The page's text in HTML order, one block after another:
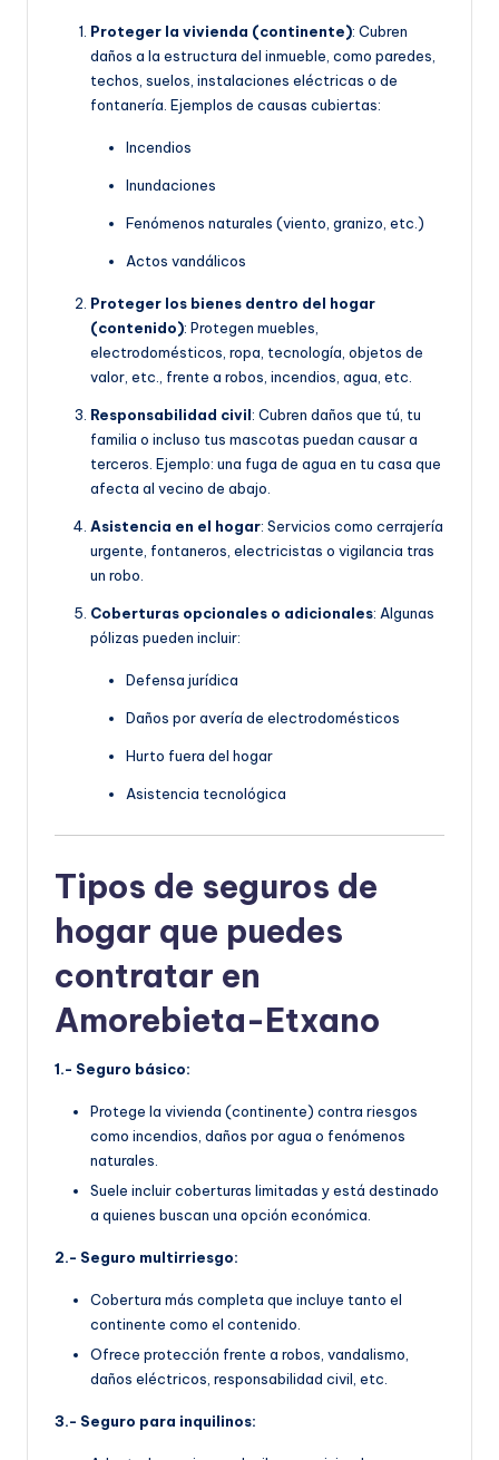
Proteger la vivienda (continente): Cubren
daños a la estructura del inmueble, como paredes,
techos, suelos, instalaciones eléctricas o de
fontanería. Ejemplos de causas cubiertas:
Incendios
Inundaciones
Fenómenos naturales (viento, granizo, etc.)
Actos vandálicos
Proteger los bienes dentro del hogar
(contenido): Protegen muebles,
electrodomésticos, ropa, tecnología, objetos de
valor, etc., frente a robos, incendios, agua, etc.
Responsabilidad civil: Cubren daños que tú, tu
familia o incluso tus mascotas puedan causar a
terceros. Ejemplo: una fuga de agua en tu casa que
afecta al vecino de abajo.
Asistencia en el hogar: Servicios como cerrajería
urgente, fontaneros, electricistas o vigilancia tras
un robo.
Coberturas opcionales o adicionales: Algunas
pólizas pueden incluir:
Defensa jurídica
Daños por avería de electrodomésticos
Hurto fuera del hogar
Asistencia tecnológica
Tipos de seguros de
hogar que puedes
contratar en
Amorebieta-Etxano
1.- Seguro básico:
Protege la vivienda (continente) contra riesgos
como incendios, daños por agua o fenómenos
naturales.
Suele incluir coberturas limitadas y está destinado
a quienes buscan una opción económica.
2.- Seguro multirriesgo:
Cobertura más completa que incluye tanto el
continente como el contenido.
Ofrece protección frente a robos, vandalismo,
daños eléctricos, responsabilidad civil, etc.
3.- Seguro para inquilinos: